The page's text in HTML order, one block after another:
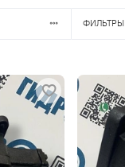
ФИЛЬТРЫ